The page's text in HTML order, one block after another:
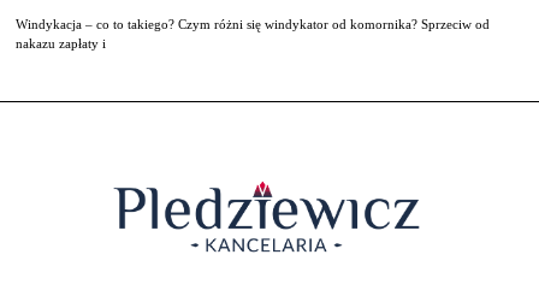
Windykacja – co to takiego? Czym różni się windykator od komornika? Sprzeciw od
nakazu zapłaty i